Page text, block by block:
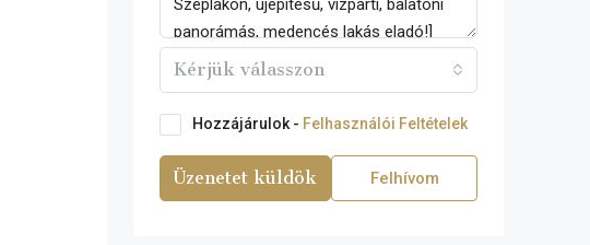
Kérjük válasszon
Hozzájárulok - Felhasználói Feltételek
Üzenetet küldök Felhívom